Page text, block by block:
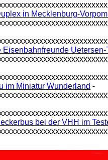
in Mecklenburg-
Uetersen-
im Miniatur Wunderland -
bei der VHH im